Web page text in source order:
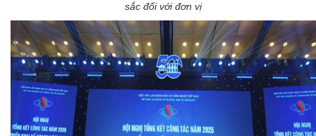
sắc đối với đơn vị